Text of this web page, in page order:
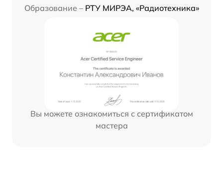
Образование – РТУ МИРЭА, «Радиотехника»
Вы можете ознакомиться с сертификатом
мастера